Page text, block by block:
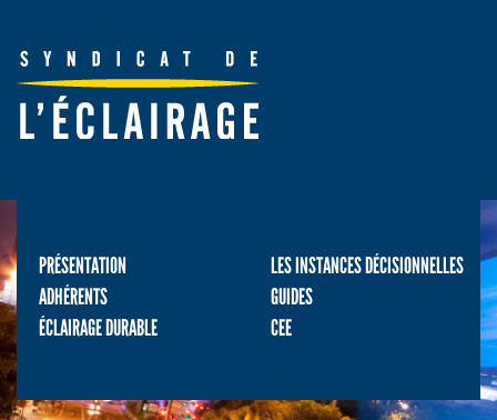
PRÉSENTATION
LES INSTANCES DÉCISIONNELLES
ADHÉRENTS
GUIDES
ÉCLAIRAGE DURABLE
CEE